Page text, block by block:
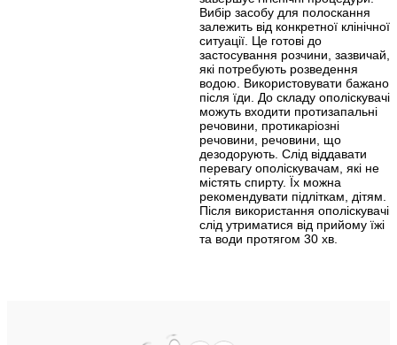
Вибір засобу для полоскання
залежить від конкретної клінічної
ситуації. Це готові до
застосування розчини, зазвичай,
які потребують розведення
водою. Використовувати бажано
після їди. До складу ополіскувачів
можуть входити протизапальні
речовини, протикаріозні
речовини, речовини, що
дезодорують. Слід віддавати
перевагу ополіскувачам, які не
містять спирту. Їх можна
рекомендувати підліткам, дітям.
Після використання ополіскувачів
слід утриматися від прийому їжі
та води протягом 30 хв.